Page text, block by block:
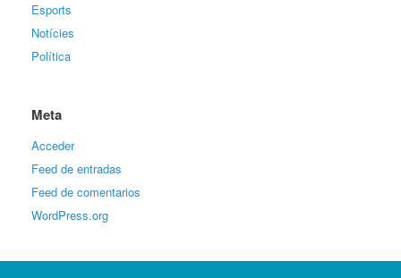
Esports
Notícies
Política
Meta
Acceder
Feed de entradas
Feed de comentarios
WordPress.org